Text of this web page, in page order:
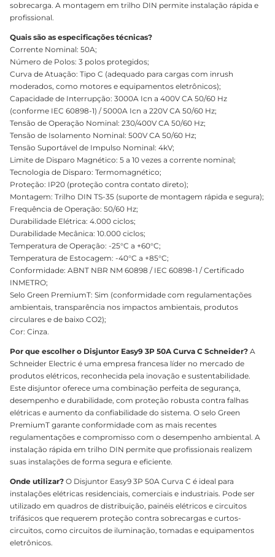
sobrecarga. A montagem em trilho DIN permite instalação rápida e
profissional.
Quais são as especificações técnicas?
Corrente Nominal: 50A;
Número de Polos: 3 polos protegidos;
Curva de Atuação: Tipo C (adequado para cargas com inrush
moderados, como motores e equipamentos eletrônicos);
Capacidade de Interrupção: 3000A Icn a 400V CA 50/60 Hz
(conforme IEC 60898-1) / 5000A Icn a 220V CA 50/60 Hz;
Tensão de Operação Nominal: 230/400V CA 50/60 Hz;
Tensão de Isolamento Nominal: 500V CA 50/60 Hz;
Tensão Suportável de Impulso Nominal: 4kV;
Limite de Disparo Magnético: 5 a 10 vezes a corrente nominal;
Tecnologia de Disparo: Termomagnético;
Proteção: IP20 (proteção contra contato direto);
Montagem: Trilho DIN TS-35 (suporte de montagem rápida e segura);
Frequência de Operação: 50/60 Hz;
Durabilidade Elétrica: 4.000 ciclos;
Durabilidade Mecânica: 10.000 ciclos;
Temperatura de Operação: -25°C a +60°C;
Temperatura de Estocagem: -40°C a +85°C;
Conformidade: ABNT NBR NM 60898 / IEC 60898-1 / Certificado
INMETRO;
Selo Green PremiumT: Sim (conformidade com regulamentações
ambientais, transparência nos impactos ambientais, produtos
circulares e de baixo CO2);
Cor: Cinza.
Por que escolher o Disjuntor Easy9 3P 50A Curva C Schneider? A
Schneider Electric é uma empresa francesa líder no mercado de
produtos elétricos, reconhecida pela inovação e sustentabilidade.
Este disjuntor oferece uma combinação perfeita de segurança,
desempenho e durabilidade, com proteção robusta contra falhas
elétricas e aumento da confiabilidade do sistema. O selo Green
PremiumT garante conformidade com as mais recentes
regulamentações e compromisso com o desempenho ambiental. A
instalação rápida em trilho DIN permite que profissionais realizem
suas instalações de forma segura e eficiente.
Onde utilizar? O Disjuntor Easy9 3P 50A Curva C é ideal para
instalações elétricas residenciais, comerciais e industriais. Pode ser
utilizado em quadros de distribuição, painéis elétricos e circuitos
trifásicos que requerem proteção contra sobrecargas e curtos-
circuitos, como circuitos de iluminação, tomadas e equipamentos
eletrônicos.